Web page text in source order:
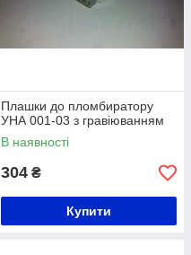
Плашки до пломбиратору
УНА 001-03 з гравіюванням
В наявності
304 ₴
Купити